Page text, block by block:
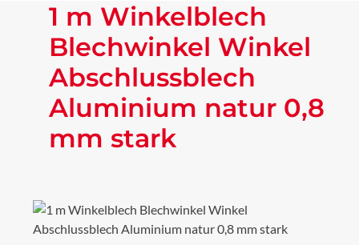
1 m Winkelblech
Blechwinkel Winkel
Abschlussblech
Aluminium natur 0,8
mm stark
Bildergalerie überspringen